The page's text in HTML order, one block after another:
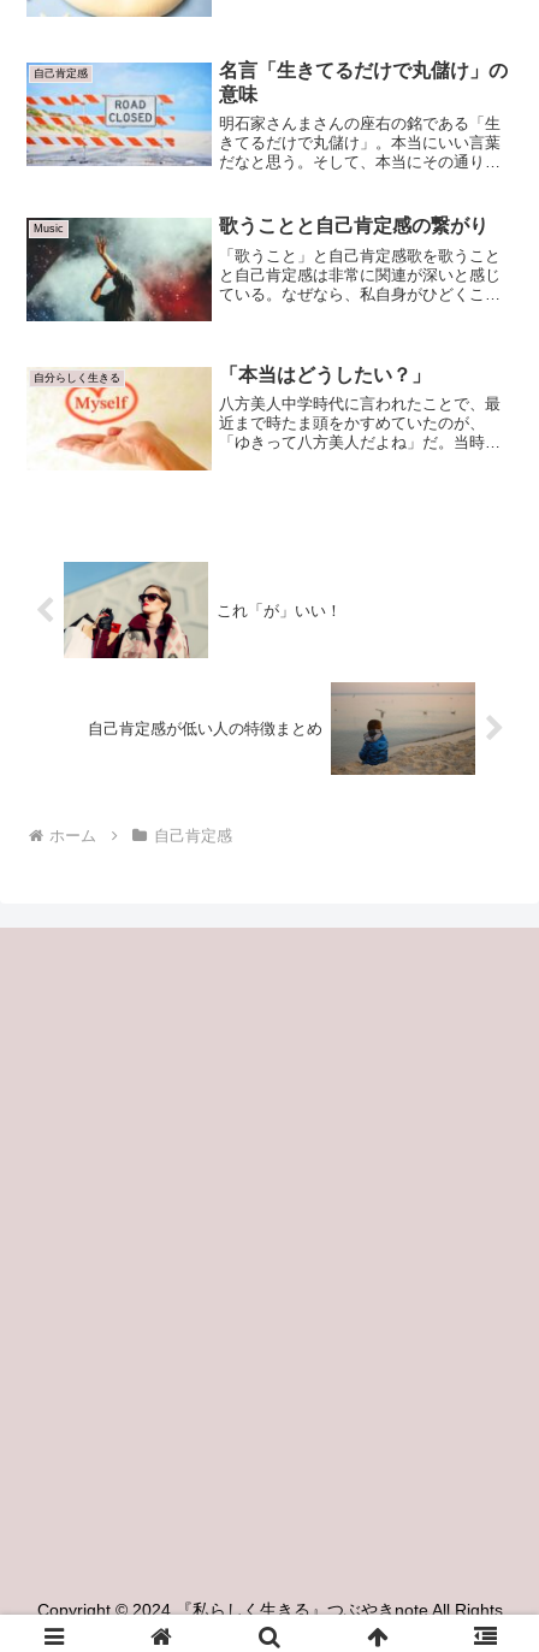
た。壁という名の「警戒心」...
自己肯定感
名言「生きてるだけで丸儲け」の
意味
明石家さんまさんの座右の銘である「生
きてるだけで丸儲け」。本当にいい言葉
だなと思う。そして、本当にその通りだ
ら。叔父の葬儀に参列した時に、強く感
じたこと。「人間は、その...
Music 歌うことと自己肯定感の繋がり
「歌うこと」と自己肯定感歌を歌うこと
と自己肯定感は非常に関連が深いと感じ
ている。なぜなら、私自身がひどくこれ
の息、自分の感性、自分の...
自分らしく生きる 「本当はどうしたい？」
八方美人中学時代に言われたことで、最
近まで時たま頭をかすめていたのが、
「ゆきって八方美人だよね」だ。当時
これ「が」いい！
自己肯定感が低い人の特徴まとめ
ホーム 自己肯定感
Copyright © 2024 『私らしく生きる』つぶやきnote All Rights
Reserved.